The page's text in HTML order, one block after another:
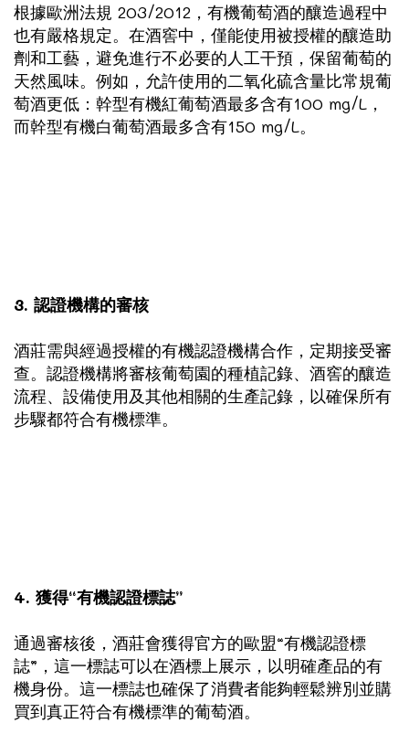
根據歐洲法規 203/2012，有機葡萄酒的釀造過程中
也有嚴格規定。在酒窖中，僅能使用被授權的釀造助
劑和工藝，避免進行不必要的人工干預，保留葡萄的
天然風味。例如，允許使用的二氧化硫含量比常規葡
萄酒更低：幹型有機紅葡萄酒最多含有100 mg/L，
而幹型有機白葡萄酒最多含有150 mg/L。
3. 認證機構的審核
酒莊需與經過授權的有機認證機構合作，定期接受審
查。認證機構將審核葡萄園的種植記錄、酒窖的釀造
流程、設備使用及其他相關的生產記錄，以確保所有
步驟都符合有機標準。
4. 獲得“有機認證標誌”
通過審核後，酒莊會獲得官方的歐盟“有機認證標
誌”，這一標誌可以在酒標上展示，以明確產品的有
機身份。這一標誌也確保了消費者能夠輕鬆辨別並購
買到真正符合有機標準的葡萄酒。